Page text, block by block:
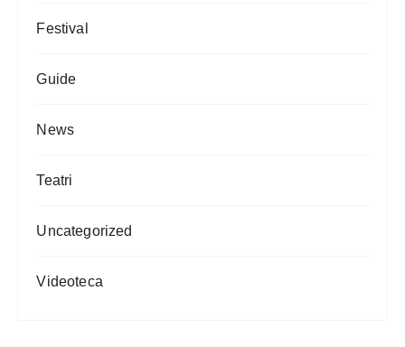
Festival
Guide
News
Teatri
Uncategorized
Videoteca